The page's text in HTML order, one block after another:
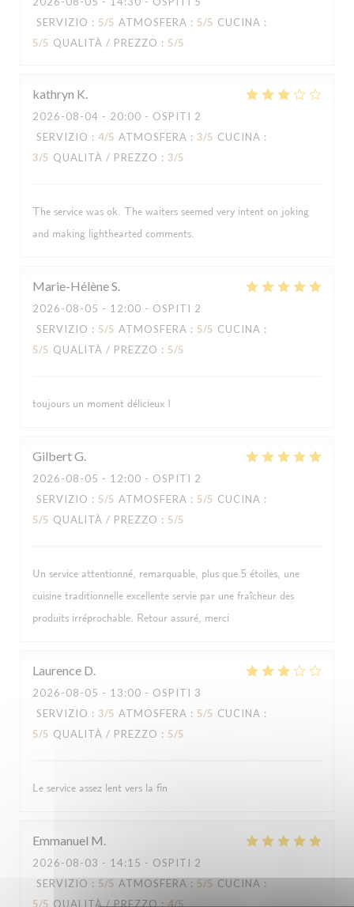
SERVIZIO : 5/5 ATMOSFERA : 5/5 CUCINA :
5/5 QUALITÀ / PREZZO : 5/5
kathryn K
2026-08-04 - 20:00 - OSPITI 2
SERVIZIO : 4/5 ATMOSFERA : 3/5 CUCINA :
3/5 QUALITÀ / PREZZO : 3/5
The service was ok. The waiters seemed very intent on joking
and making lighthearted comments.
Marie-HélèneS
2026-08-05 - 12:00 - OSPITI 2
SERVIZIO : 5/5 ATMOSFERA : 5/5 CUCINA :
5/5 QUALITÀ / PREZZO : 5/5
toujours un moment délicieux !
GilbertG
2026-08-05 - 12:00 - OSPITI 2
SERVIZIO : 5/5 ATMOSFERA : 5/5 CUCINA :
5/5 QUALITÀ / PREZZO : 5/5
Un service attentionné, remarquable, plus que 5 étoiles, une
cuisine traditionnelle excellente servie par une fraîcheur des
produits irréprochable. Retour assuré, merci
Laurence D
2026-08-05 - 13:00 - OSPITI 3
SERVIZIO : 3/5 ATMOSFERA : 5/5 CUCINA :
5/5 QUALITÀ / PREZZO : 5/5
Le service assez lent vers la fin
Emmanuel M
2026-08-03 - 14:15 - OSPITI 2
SERVIZIO : 5/5 ATMOSFERA : 5/5 CUCINA :
5/5 QUALITÀ / PREZZO: 4/5